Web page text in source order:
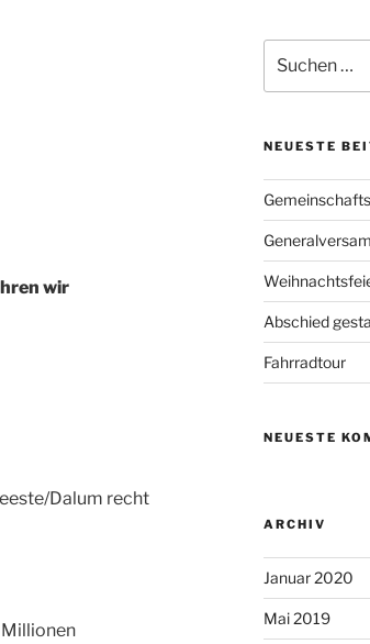
wir
Dalum recht
Millionen
nach:
NEUESTE
Abschied
Fahrradtour
NEUESTE
ARCHIV
Januar 2020
Mai 2019